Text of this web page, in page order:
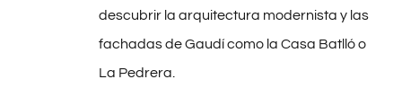
descubrir la arquitectura modernista y las
fachadas de Gaudí como la Casa Batlló o
La Pedrera.